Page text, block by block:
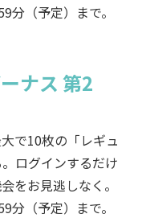
分（予定）まで。
ナス 第2
で10枚の「レギュ
ログインするだけ
をお見逃しなく。
分（予定）まで。